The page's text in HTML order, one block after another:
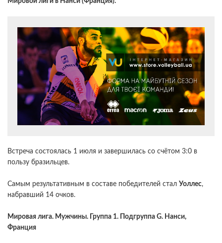
Встреча состоялась 1 июля и завершилась со счётом 3:0 в
пользу бразильцев.
Самым результативным в составе победителей стал Уоллес,
набравший 14 очков.
Мировая лига. Мужчины. Группа 1. Подгруппа G. Нанси,
Франция